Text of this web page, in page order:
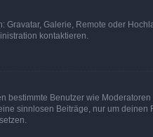
Galerie, Remote oder
kontaktieren.
Benutzer wie
sinnlosen Beiträge, nur um